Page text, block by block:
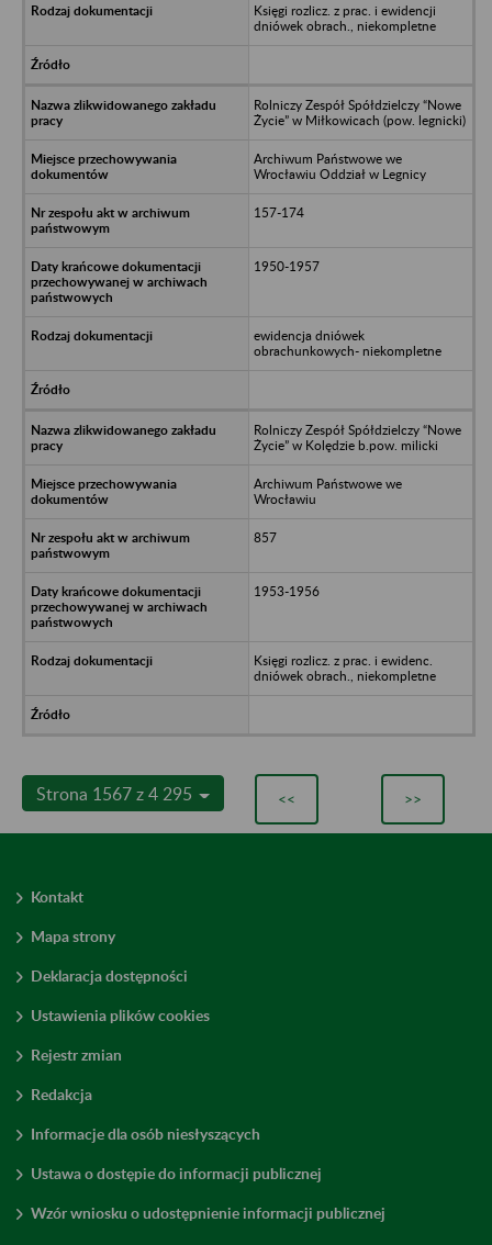
Księgi rozlicz. z prac. i ewidencji
dniówek obrach., niekompletne
Rolniczy Zespół Spółdzielczy “Nowe
Życie” w Miłkowicach (pow. legnicki)
Archiwum Państwowe we
Wrocławiu Oddział w Legnicy
157-174
1950-1957
ewidencja dniówek
obrachunkowych- niekompletne
Rolniczy Zespół Spółdzielczy “Nowe
Życie” w Kolędzie b.pow. milicki
Archiwum Państwowe we
Wrocławiu
857
1953-1956
Księgi rozlicz. z prac. i ewidenc.
dniówek obrach., niekompletne
Strona 1567 z 4 295 << >>
Kontakt
Mapa strony
Deklaracja dostępności
Ustawienia plików cookies
Rejestr zmian
Redakcja
Informacje dla osób niesłyszących
Ustawa o dostępie do informacji publicznej
Wzór wniosku o udostępnienie informacji publicznej